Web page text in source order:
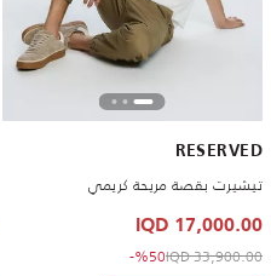
RESERVED
تيشيرت بقصة مريحة كريمي
17,000.00 IQD
Price reduced from
33,900.00 IQD
to 17,000.00 IQD
%50-